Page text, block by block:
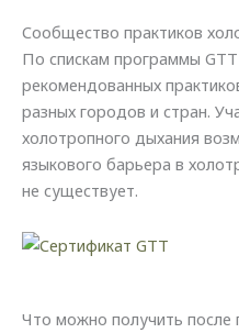
Сообщество практиков
По спискам программы
рекомендованных
разных городов и стран.
холотропного дыхания
языкового барьера в
не существует.
Что можно получить после